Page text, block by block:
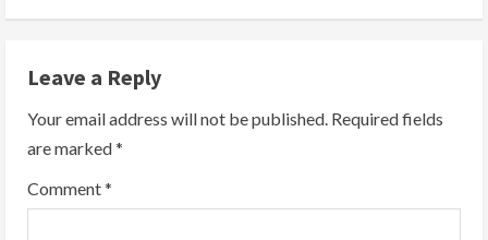
Leave a Reply
Your email address will not be published. Required fields
are marked*
Comment*